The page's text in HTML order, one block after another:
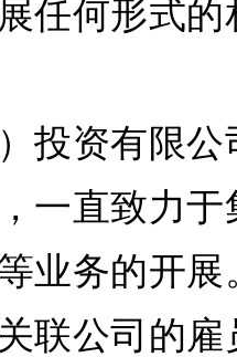
任何形式
投资有限
一直致力
业务的开
联公司的